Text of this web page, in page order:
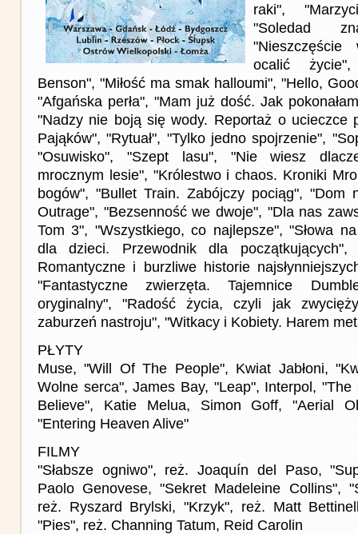
raki",
"Soledad
ocalić
Benson", "Miłość ma smak halloumi", "Hello,
"Afgańska perła", "Mam już dość. Jak
"Nadzy nie boją się wody. Reportaż o ucieczce
Pająków", "Rytuał", "Tylko jedno spojrzenie",
"Osuwisko", "Szept lasu", "Nie wiesz
mrocznym lesie", "Królestwo i chaos. Kroniki
bogów", "Bullet Train. Zabójczy pociąg", "Dom
Outrage", "Bezsenność we dwoje", "Dla nas
Tom 3", "Wszystkiego, co najlepsze", "Słowa
dla dzieci. Przewodnik dla
Romantyczne i burzliwe historie
"Fantastyczne zwierzęta. Tajemnice
oryginalny", "Radość życia, czyli jak
zaburzeń nastroju", "Witkacy i Kobiety. Harem
PŁYTY
Muse, "Will Of The People", Kwiat Jabłoni,
Wolne serca", James Bay, "Leap", Interpol,
Believe", Katie Melua, Simon Goff, "Aerial
"Entering Heaven Alive"
FILMY
"Słabsze ogniwo", reż. Joaquín del Paso,
Paolo Genovese, "Sekret Madeleine Collins",
reż. Ryszard Brylski, "Krzyk", reż. Matt
"Pies", reż. Channing Tatum, Reid Carolin